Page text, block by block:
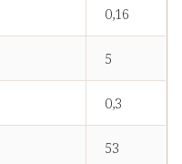
0,16
5
0,3
53